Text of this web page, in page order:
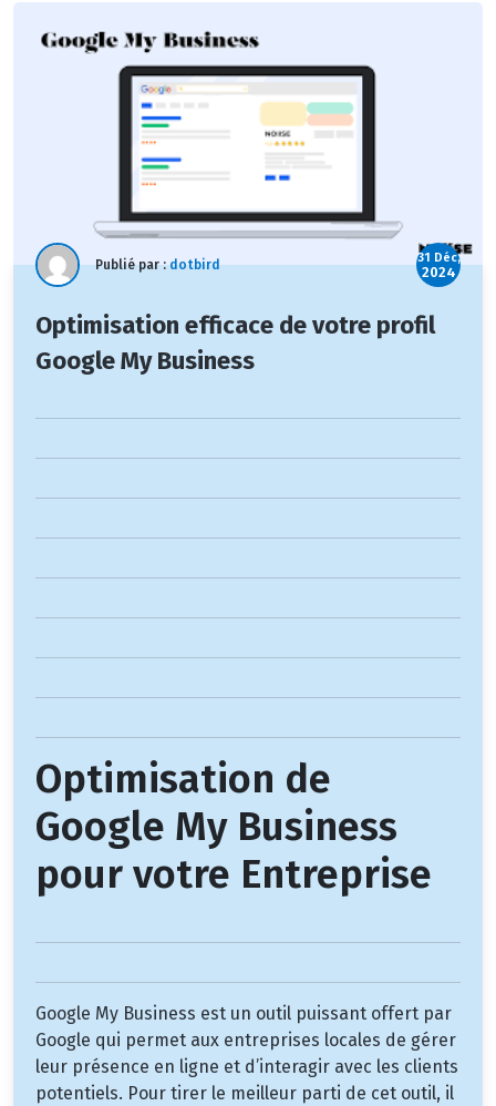
Publié par :dotbird 31 Déc,
2024
Optimisation efficace de votre profil
Google My Business
Optimisation de
Google My Business
pour votre Entreprise
Google My Business est un outil puissant offert par
Google qui permet aux entreprises locales de gérer
leur présence en ligne et d’interagir avec les clients
potentiels. Pour tirer le meilleur parti de cet outil, il